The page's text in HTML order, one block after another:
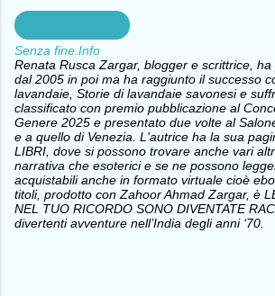
Senza fine.Info
Renata Rusca Zargar, blogger e scrittrice,
dal 2005 in poi ma ha raggiunto il successo
lavandaie, Storie di lavandaie savonesi e
classificato con premio pubblicazione al
Genere 2025 e presentato due volte al
e a quello di Venezia. L'autrice ha la sua
LIBRI, dove si possono trovare anche vari
narrativa che esoterici e se ne possono
acquistabili anche in formato virtuale cioè
titoli, prodotto con Zahoor Ahmad Zargar, è
NEL TUO RICORDO SONO DIVENTATE
divertenti avventure nell’India degli anni ‘70.